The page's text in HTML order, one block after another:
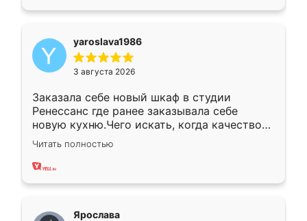
yaroslava1986
3 августа 2026
Заказала себе новый шкаф в студии
Ренессанс где ранее заказывала себе
новую кухню.Чего искать, когда качеством
вполне довольна. Служит кухня уже почти
два года, нареканий нет.
Читать полностью
Ярослава